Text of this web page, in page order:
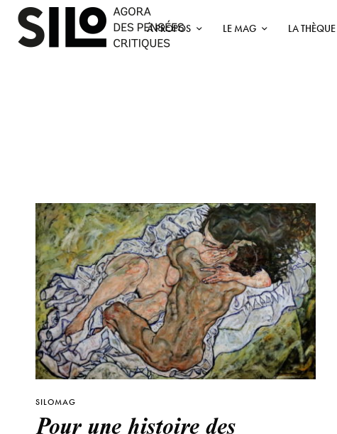
À PROPOS LE MAG LA THÈQUE
SILOMAG
Pour une histoire des